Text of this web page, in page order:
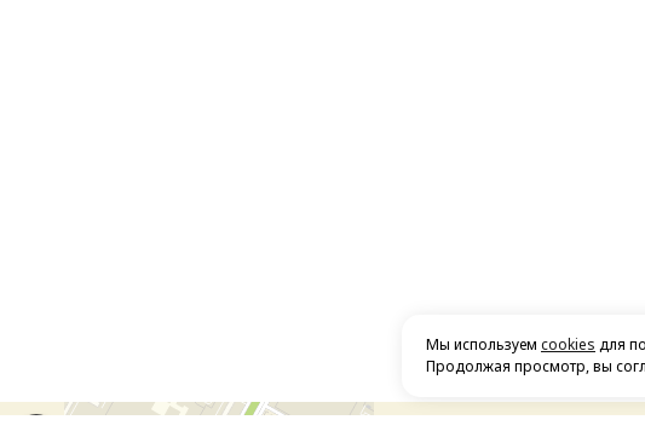
Мы используем cookies для
Продолжая просмотр, вы